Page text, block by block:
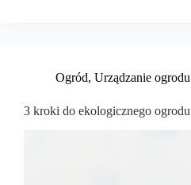
Ogród, Urządzanie ogrodu
3 kroki do ekologicznego